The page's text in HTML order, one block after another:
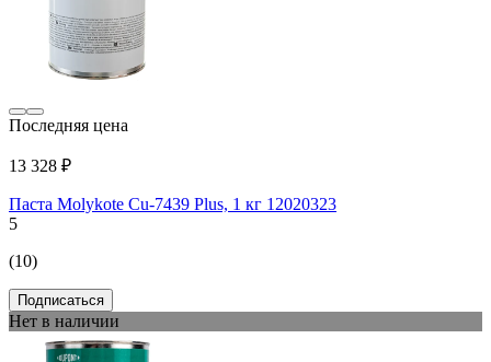
Последняя цена
13 328 ₽
Паста Molykote Cu-7439 Plus, 1 кг 12020323
5
(10)
Подписаться
Нет в наличии